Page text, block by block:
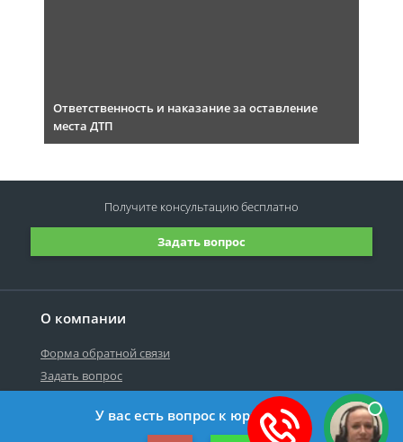
Ответственность и наказание за оставление
места ДТП
О компании
Форма обратной связи
Задать вопрос
©2019-2026 Все права защищены.
Задать вопрос
Получите консультациюбесплатно
У вас есть вопрос к юристу?